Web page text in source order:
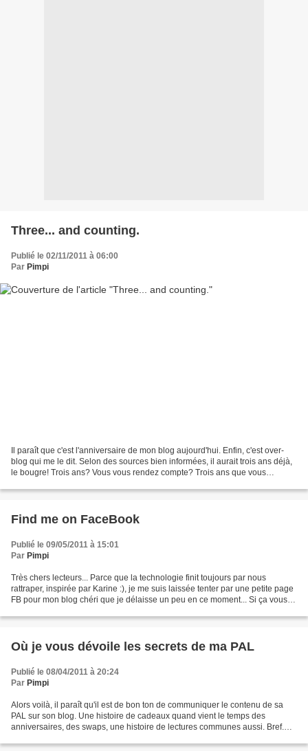
Three... and counting.
Publié le 02/11/2011 à 06:00
Par Pimpi
Il paraît que c'est l'anniversaire de mon blog aujourd'hui. Enfin, c'est over-
blog qui me le dit. Selon des sources bien informées, il aurait trois ans déjà,
le bougre! Trois ans? Vous vous rendez compte? Trois ans que vous
Find me on FaceBook
Publié le 09/05/2011 à 15:01
Par Pimpi
Très chers lecteurs... Parce que la technologie finit toujours par nous
rattraper, inspirée par Karine :), je me suis laissée tenter par une petite page
FB pour mon blog chéri que je délaisse un peu en ce moment... Si ça vous
Où je vous dévoile les secrets de ma PAL
Publié le 08/04/2011 à 20:24
Par Pimpi
Alors voilà, il paraît qu'il est de bon ton de communiquer le contenu de sa
PAL sur son blog. Une histoire de cadeaux quand vient le temps des
anniversaires, des swaps, une histoire de lectures communes aussi. Bref.